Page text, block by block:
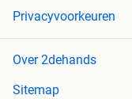
Privacyvoorkeuren
Over 2dehands
Sitemap